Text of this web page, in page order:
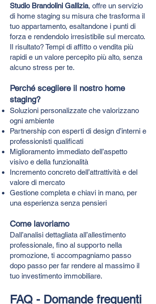
Studio Brandolini Gallizia, offre un servizio
di home staging su misura che trasforma il
tuo appartamento, esaltandone i punti di
forza e rendendolo irresistibile sul mercato.
Il risultato? Tempi di affitto o vendita più
rapidi e un valore percepito più alto, senza
alcuno stress per te.
Perché scegliere il nostro home
staging?
Soluzioni personalizzate che valorizzano
ogni ambiente
Partnership con esperti di design d’interni e
professionisti qualificati
Miglioramento immediato dell’aspetto
visivo e della funzionalità
Incremento concreto dell’attrattività e del
valore di mercato
Gestione completa e chiavi in mano, per
una esperienza senza pensieri
Come lavoriamo
Dall’analisi dettagliata all’allestimento
professionale, fino al supporto nella
promozione, ti accompagniamo passo
dopo passo per far rendere al massimo il
tuo investimento immobiliare.
FAQ - Domande frequenti